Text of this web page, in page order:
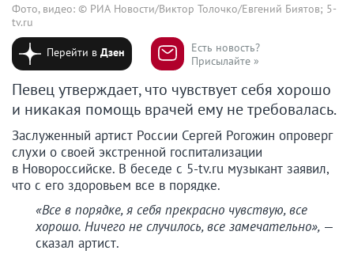
Фото, видео: © РИА Новости/Виктор Толочко/Евгений Биятов; 5-
tv.ru
Перейти вДзен
Есть новость?
Присылайте »
Певец утверждает, что чувствует себя хорошо
и никакая помощь врачей ему не требовалась.
Заслуженный артист России Сергей Рогожин опроверг
слухи о своей экстренной госпитализации
в Новороссийске. В беседе с 5-tv.ru музыкант заявил,
что с его здоровьем все в порядке.
«Все в порядке, я себя прекрасно чувствую, все
хорошо. Ничего не случилось, все замечательно», —
сказал артист.